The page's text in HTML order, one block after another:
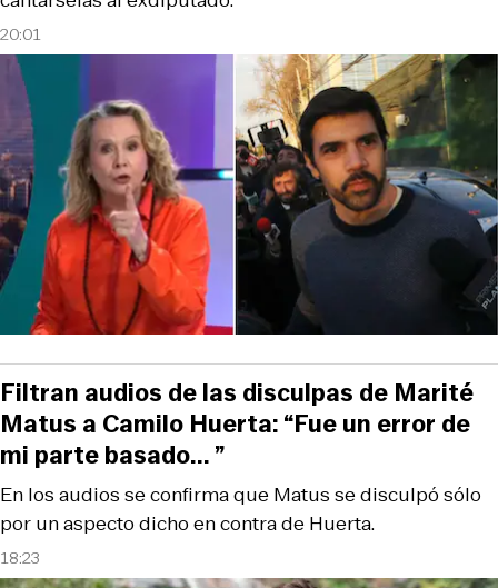
20:01
18:23
En los audios se confirma que Matus se disculpó sólo
por un aspecto dicho en contra de Huerta.
Filtran audios de las disculpas de Marité
Matus a Camilo Huerta: “Fue un error de
mi parte basado... ”